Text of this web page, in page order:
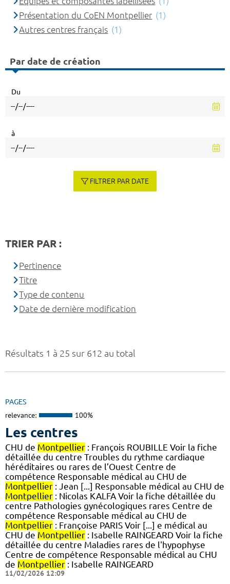
Résultats 1 à 25 sur 612 au total
PAGES
relevance: 100%
Les centres
CHU de Montpellier : François ROUBILLE Voir la fiche
détaillée du centre Troubles du rythme cardiaque
héréditaires ou rares de l’Ouest Centre de
compétence Responsable médical au CHU de
Montpellier : Jean [...] Responsable médical au CHU de
Montpellier : Nicolas KALFA Voir la fiche détaillée du
centre Pathologies gynécologiques rares Centre de
compétence Responsable médical au CHU de
Montpellier : Françoise PARIS Voir [...] e médical au
CHU de Montpellier : Isabelle RAINGEARD Voir la fiche
détaillée du centre Maladies rares de l'hypophyse
Centre de compétence Responsable médical au CHU
de Montpellier : Isabelle RAINGEARD
11/02/2026 12:09
Présentation du CoEN Montpellier (1)
Autres centres français (1)
Par date de création
Du
à
FILTRER PAR DATE
TRIER PAR :
Pertinence
Titre
Type de contenu
Date de dernière modification